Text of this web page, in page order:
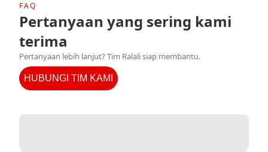
FAQ
Pertanyaan yang sering kami
terima
Pertanyaan lebih lanjut? Tim Ralali siap membantu.
HUBUNGI TIM KAMI